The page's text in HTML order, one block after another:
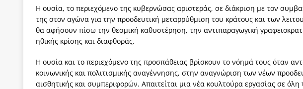
Η ουσία, το περιεχόμενο της κυβερνώσας αριστεράς, σε διάκριση με τον
της στον αγώνα για την προοδευτική μεταρρύθμιση του κράτους και των
θα αφήσουν πίσω την θεσμική καθυστέρηση, την αντιπαραγωγική
ηθικής κρίσης και διαφθοράς.
Η ουσία και το περιεχόμενο της προσπάθειας βρίσκουν το νόημά τους όταν
κοινωνικής και πολιτισμικής αναγέννησης, στην αναγνώριση των νέων
αισθητικής και συμπεριφορών. Απαιτείται μια νέα κουλτούρα εργασίας σε